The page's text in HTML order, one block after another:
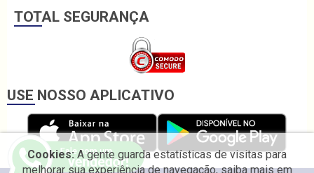
TOTAL SEGURANÇA
USE NOSSO APLICATIVO
Cookies:A gente guarda estatísticas de visitas para
melhorar sua experiência de navegação, saiba mais em